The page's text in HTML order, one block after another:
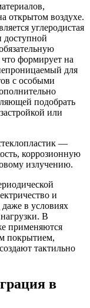
открытом воздухе.
углеродистая
доступной
формирует на
для
с особыми
подобрать
или
—
коррозионную
излучению.
и
в условиях
В
применяются
покрытием,
тактильно
в